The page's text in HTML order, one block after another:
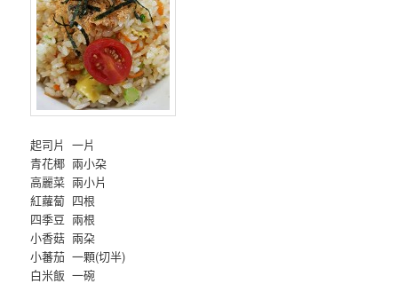
起司片 一片
青花椰 兩小朶
高麗菜 兩小片
紅蘿蔔 四根
四季豆 兩根
小香菇 兩朶
小蕃茄 一顆(切半)
白米飯 一碗